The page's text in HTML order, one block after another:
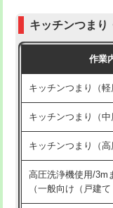
管・ポリ管・HT管
排水管工事（土の
排水管工事（排水管
排水管工事（追加
マス交換（土の掘
マス交換（深さ50
式・ワンホール）)
交換・取付(排水栓
持込商品取付（単
キッチンつまり
作業
キッチンつまり（軽
キッチンつまり（中
キッチンつまり（高
高圧洗浄機使用/3m
（一般向け（戸建て